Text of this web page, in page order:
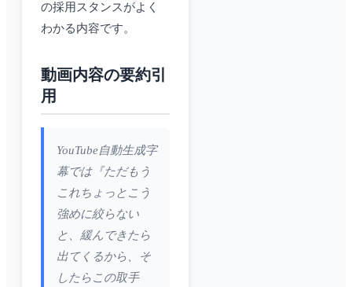
の採用スタンスがよく
わかる内容です。
動画内容の要約引
用
YouTube自動生成字
幕では『ただもう
これちょっとこう
強めに絞らない
と、緩んできたら
出てくるから、そ
したらこの取手